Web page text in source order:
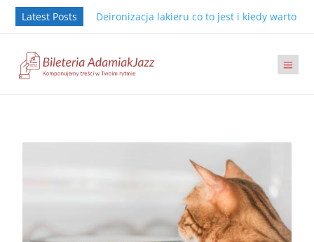
Latest Posts Deironizacja lakieru co to jest i kiedy warto ją